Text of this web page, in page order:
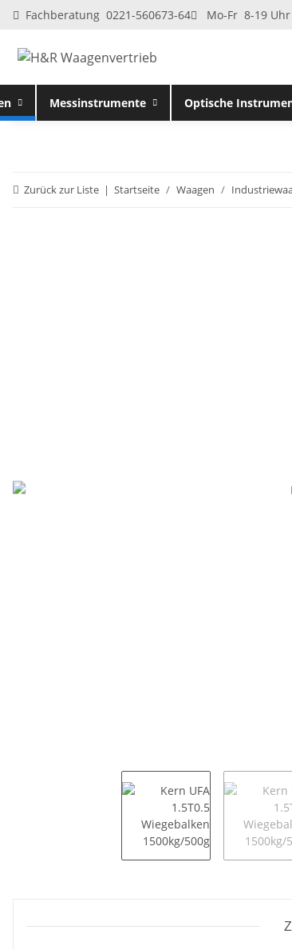
Fachberatung 0221-560673-64 Mo-Fr 8-19 Uhr
Messinstrumente Optische
Zurück zur Liste Startseite Waagen